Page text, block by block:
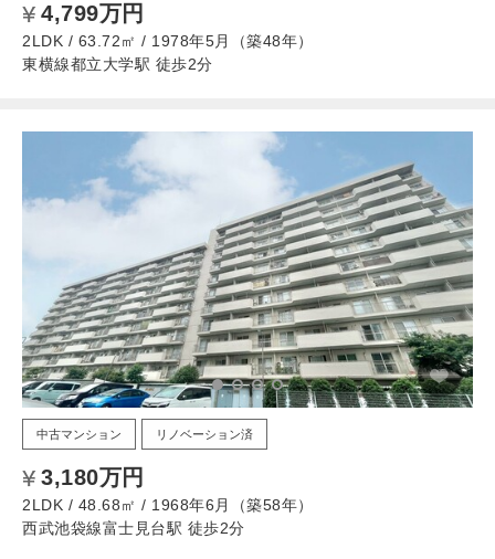
4,799万円
2LDK / 63.72㎡ / 1978年5月（築48年）
東横線都立大学駅 徒歩2分
中古マンション リノベーション済
3,180万円
2LDK / 48.68㎡ / 1968年6月（築58年）
西武池袋線富士見台駅 徒歩2分